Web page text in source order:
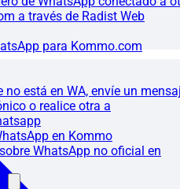
a través de Radist Web
para Kommo.com
no está en WA, envíe un
o realice otra a
en Kommo
WhatsApp no oficial en